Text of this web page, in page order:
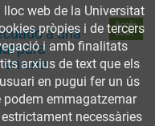
a una
para
en una
Accés
obert
web de la Universitat
pròpies i de tercers
i amb finalitats
arxius de text que els
en pugui fer un ús
emmagatzemar
necessàries